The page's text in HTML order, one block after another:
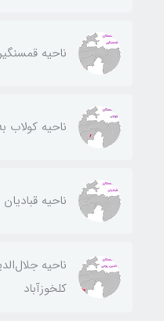
ناحيه
ناحيه كولاب
ناحيه
ناحيه
كلخوزآباد